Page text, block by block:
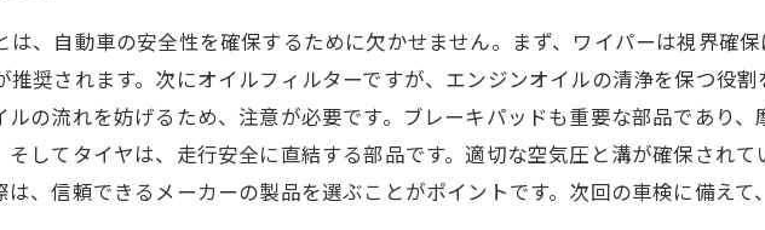
、自動車の安全性を確保するために欠かせません。まず、ワイパーは視界確
奨されます。次にオイルフィルターですが、エンジンオイルの清浄を保つ役
の流れを妨げるため、注意が必要です。ブレーキパッドも重要な部品であり
してタイヤは、走行安全に直結する部品です。適切な空気圧と溝が確保され
、信頼できるメーカーの製品を選ぶことがポイントです。次回の車検に備えて